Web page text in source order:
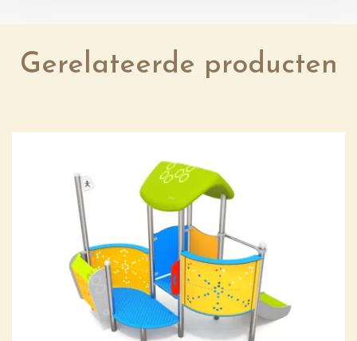
Gerelateerde producten